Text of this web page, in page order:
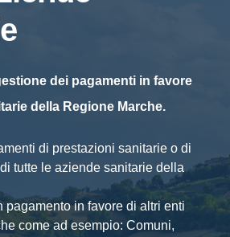
dei pagamenti in favore
della Regione Marche.
di prestazioni sanitarie o di
tutte le aziende sanitarie della
pagamento in favore di altri enti
come ad esempio: Comuni,